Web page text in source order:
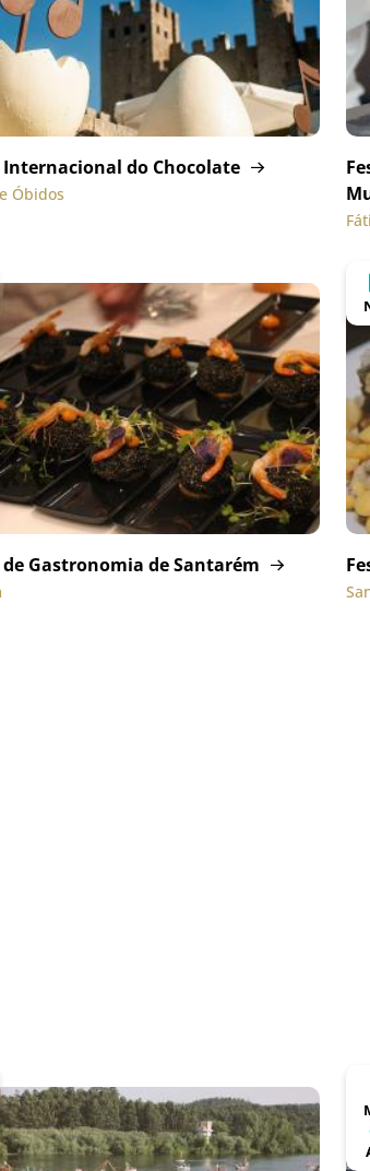
Internacional do Chocolate
Óbidos
Gastronomia de Santarém